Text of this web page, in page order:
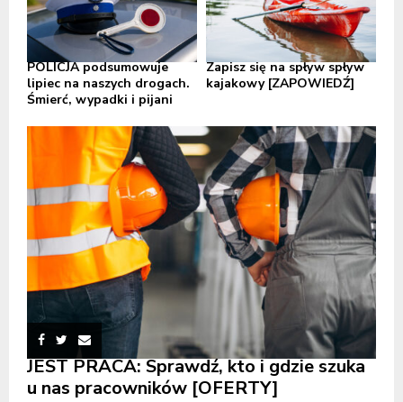
POLICJA podsumowuje
lipiec na naszych drogach.
Śmierć, wypadki i pijani
Zapisz się na spływ spływ
kajakowy [ZAPOWIEDŹ]
JEST PRACA: Sprawdź, kto i gdzie szuka
u nas pracowników [OFERTY]